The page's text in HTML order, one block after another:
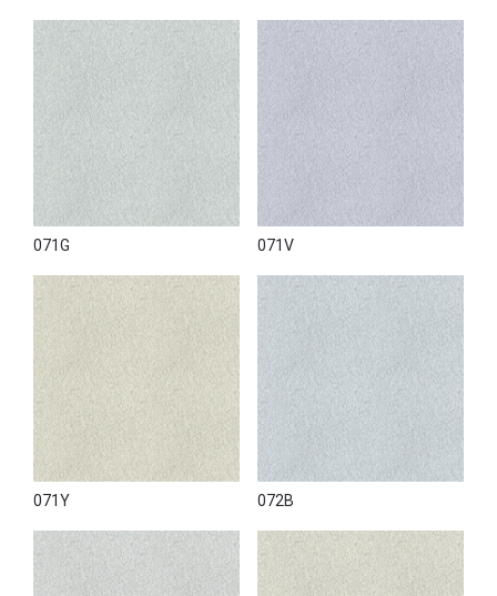
071G 071V
071Y 072B